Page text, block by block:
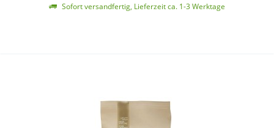
Sofort versandfertig, Lieferzeit ca. 1-3 Werktage